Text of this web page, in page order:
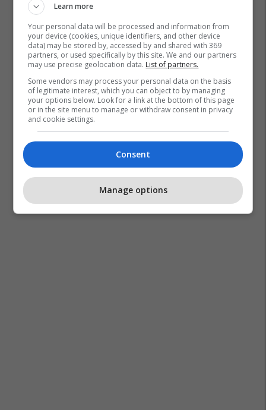
Handikos Ferizaj Kompania "talentbridge" Ferizaj
Learn more
Your personal data will be processed and information from
your device (cookies, unique identifiers, and other device
data) may be stored by, accessed by and shared with 369
partners, or used specifically by this site. We and our partners
may use precise geolocation data. List of partners.
Some vendors may process your personal data on the basis
of legitimate interest, which you can object to by managing
your options below. Look for a link at the bottom of this page
or in the site menu to manage or withdraw consent in privacy
and cookie settings.
Consent
Manage options